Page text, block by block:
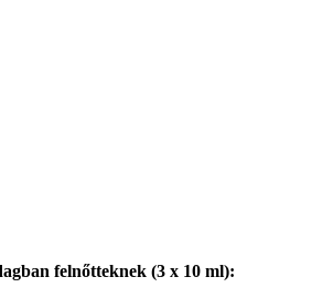
felnőtteknek (3 x 10 ml):